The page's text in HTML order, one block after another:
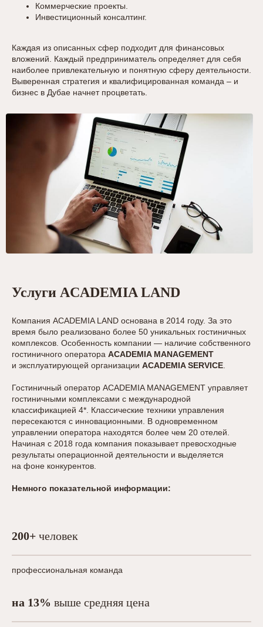
Коммерческие проекты.
Инвестиционный консалтинг.
Каждая из описанных сфер подходит для финансовых
вложений. Каждый предприниматель определяет для себя
наиболее привлекательную и понятную сферу деятельности.
Выверенная стратегия и квалифицированная команда – и
бизнес в Дубае начнет процветать.
Услуги ACADEMIA LAND
Компания ACADEMIA LAND основана в 2014 году. За это
время было реализовано более 50 уникальных гостиничных
комплексов. Особенность компании — наличие собственного
гостиничного оператора ACADEMIA MANAGEMENT
и эксплуатирующей организации ACADEMIA SERVICE
Гостиничный оператор ACADEMIA MANAGEMENT управляет
гостиничными комплексами с международной
классификацией 4*. Классические техники управления
пересекаются с инновационными. В одновременном
управлении оператора находятся более чем 20 отелей.
Начиная с 2018 года компания показывает превосходные
результаты операционной деятельности и выделяется
на фоне конкурентов.
Немного показательной информации:
200+ человек
профессиональная команда
на 13% выше средняя цена